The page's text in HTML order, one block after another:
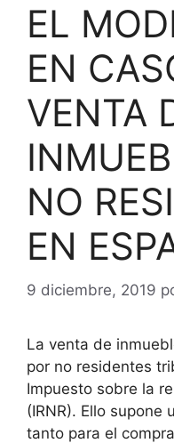
EL
EN
VENTA
NO
EN
9 diciembre, 2019
La venta de
por no residentes
Impuesto sobre la
(IRNR). Ello supone
tanto para el